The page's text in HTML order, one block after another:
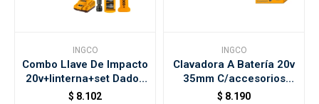
INGCO
Combo Llave De Impacto
20v+linterna+set Dados
Ingco
$ 8.102
INGCO
Clavadora A Batería 20v
35mm C/accesorios
S/bat S/carg Ingco
$ 8.190